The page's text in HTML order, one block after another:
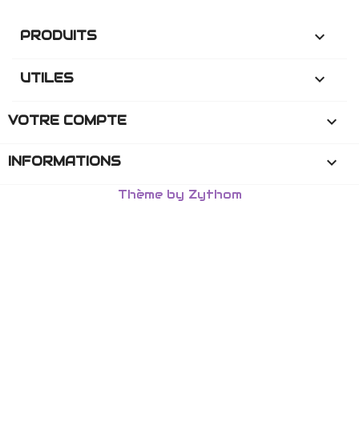
PRODUITS 
UTILES 
VOTRE COMPTE 
INFORMATIONS keyboard_arrow_down
Thème by Zythom